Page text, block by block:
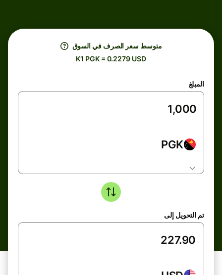
متوسط ​​سعر الصرف في السوق
K1 PGK = 0.2279 USD
المبلغ
PGK
تم التحويل إلى